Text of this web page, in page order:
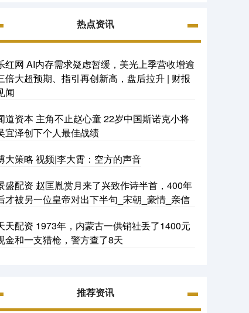
热点资讯
红网 AI内存需求疑虑暂缓，美光上季营收增逾
倍大超预期、指引再创新高，盘后拉升 | 财报
闻
道资本 主角不止赵心童 22岁中国斯诺克小将
宜泽创下个人最佳战绩
大策略 视频|李大霄：空方的声音
盛配资 赵匡胤赏月来了兴致作诗半首，400年
才被另一位皇帝对出下半句_宋朝_豪情_亲信
天配资 1973年，内蒙古一供销社丢了1400元
金和一支猎枪，警方查了8天
推荐资讯